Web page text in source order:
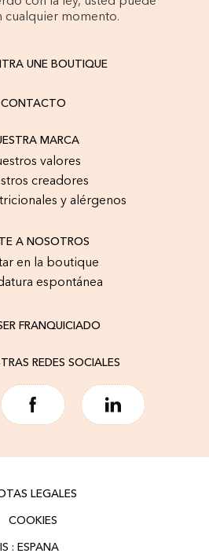
cualquier momento.
UNE BOUTIQUE
CONTACTO
MARCA
valores
creadores
y alérgenos
A NOSOTROS
en la boutique
espontánea
FRANQUICIADO
REDES SOCIALES
LEGALES
COOKIES